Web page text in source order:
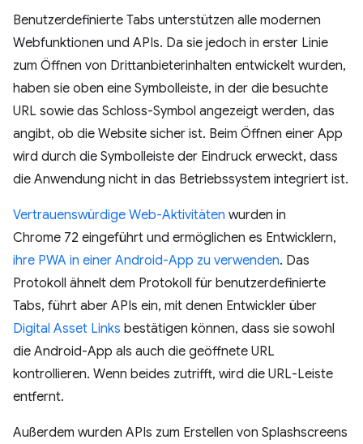
Benutzerdefinierte Tabs unterstützen alle modernen
Webfunktionen und APIs. Da sie jedoch in erster Linie
zum Öffnen von Drittanbieterinhalten entwickelt wurden,
haben sie oben eine Symbolleiste, in der die besuchte
URL sowie das Schloss-Symbol angezeigt werden, das
angibt, ob die Website sicher ist. Beim Öffnen einer App
wird durch die Symbolleiste der Eindruck erweckt, dass
die Anwendung nicht in das Betriebssystem integriert ist.
Vertrauenswürdige Web-Aktivitäten wurden in
Chrome 72 eingeführt und ermöglichen es Entwicklern,
ihre PWA in einer Android-App zu verwenden. Das
Protokoll ähnelt dem Protokoll für benutzerdefinierte
Tabs, führt aber APIs ein, mit denen Entwickler über
Digital Asset Links bestätigen können, dass sie sowohl
die Android-App als auch die geöffnete URL
kontrollieren. Wenn beides zutrifft, wird die URL-Leiste
entfernt.
Außerdem wurden APIs zum Erstellen von Splashscreens